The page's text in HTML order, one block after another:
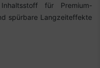
für Premium-
spürbare Langzeiteffekte